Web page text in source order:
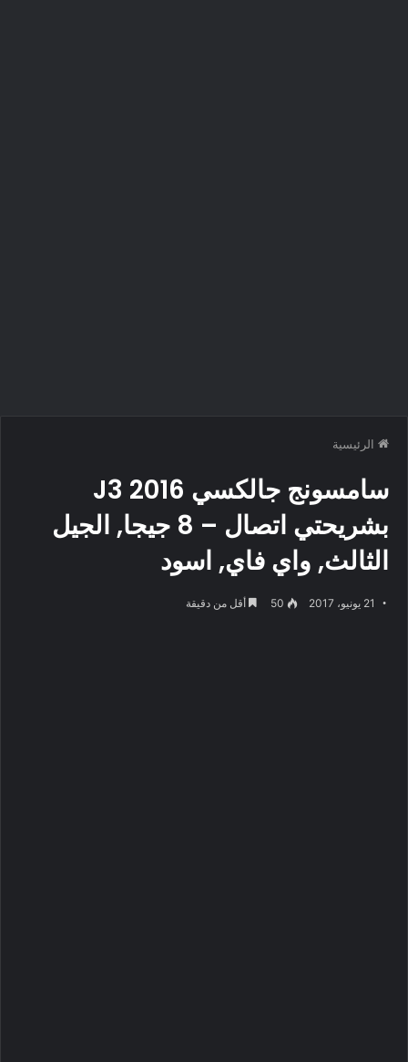
الرئيسية
سامسونج جالكسي J3 2016
بشريحتي اتصال – 8 جيجا, الجيل
الثالث, واي فاي, اسود
21 يونيو، 2017 50 أقل من دقيقة